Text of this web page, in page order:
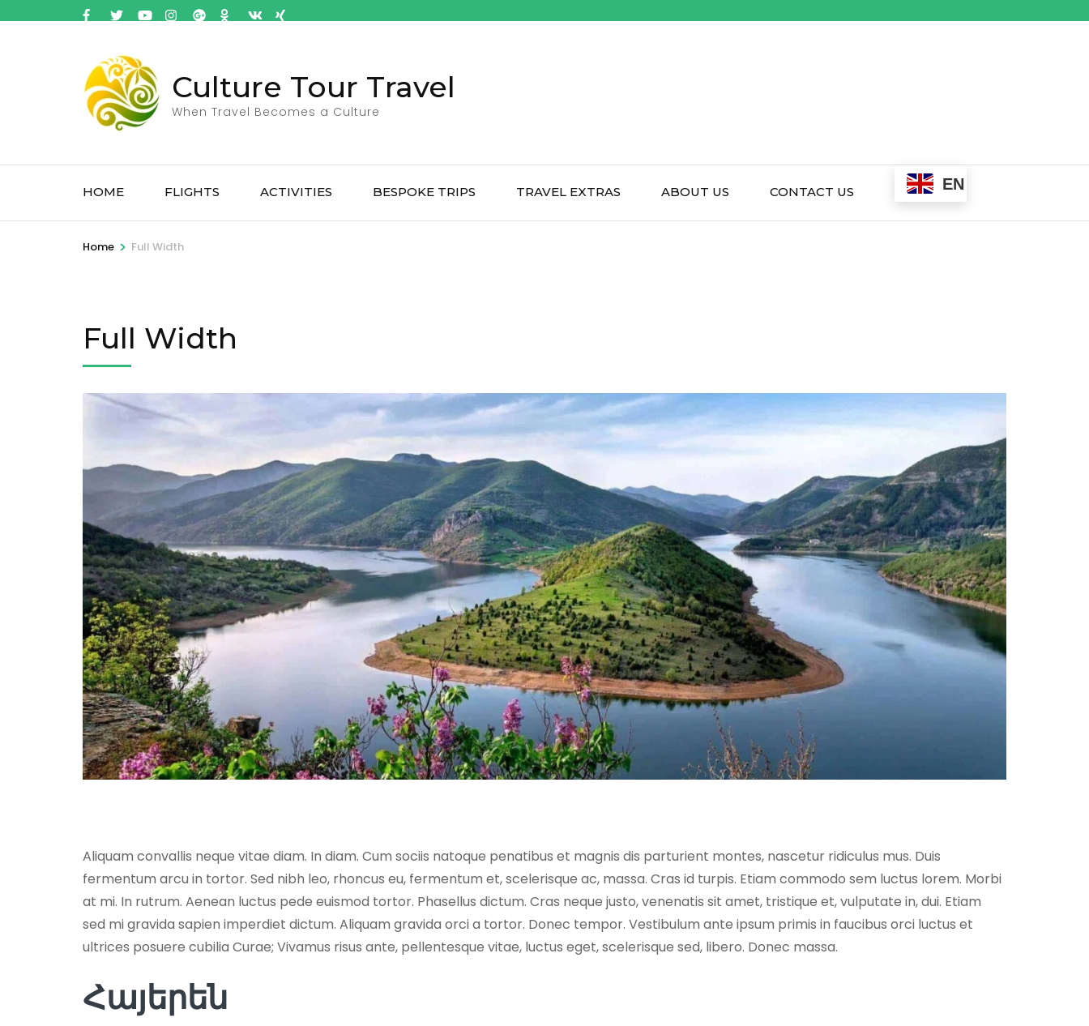
Culture Tour Travel
When Travel Becomes a Culture
HOME FLIGHTS ACTIVITIES BESPOKE TRIPS TRAVEL EXTRAS ABOUT US CONTACT US EN
Home > Full Width
Full Width
Aliquam convallis neque vitae diam. In diam. Cum sociis natoque penatibus et magnis dis parturient montes, nascetur ridiculus mus. Duis
fermentum arcu in tortor. Sed nibh leo, rhoncus eu, fermentum et, scelerisque ac, massa. Cras id turpis. Etiam commodo sem luctus lorem. Morbi
at mi. In rutrum. Aenean luctus pede euismod tortor. Phasellus dictum. Cras neque justo, venenatis sit amet, tristique et, vulputate in, dui. Etiam
sed mi gravida sapien imperdiet dictum. Aliquam gravida orci a tortor. Donec tempor. Vestibulum ante ipsum primis in faucibus orci luctus et
ultrices posuere cubilia Curae; Vivamus risus ante, pellentesque vitae, luctus eget, scelerisque sed, libero. Donec massa.
Հայերեն